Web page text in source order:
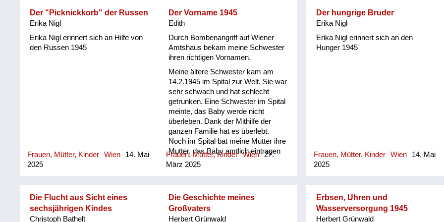
gefunden, dass mein Bruder bei uns
in der Wohnung sterben hat können,
sind. Auf einem Leiterwagerl ist er
dann auf den Friedhof geführt
worden, meine Mama und meine
Tante haben selber das Grab
ausgehoben. (..) Aber einer der
Russen war sehr lieb zu mir, der hat
ein bisschen Deutsch gesprochen.
Ich hab einen angeborenen Grauen
Star, bin also fast blind und hatte
dicke Augengläser. Und der Russe
hat den Leuten gesagt, sie sollen mir
nicht meine Augengläser...
Der "Picknickkorb" der Russen
Erika Nigl
Erika Nigl erinnert sich an Hilfe von
den Russen 1945
Frauen, Mütter, Kinder Wien
14. Mai
2025
Der Vorname 1945
Edith
Durch Bombenangriff auf Wiener
Amtshaus bekam meine Schwester
ihren richtigen Vornamen.
Meine ältere Schwester kam am
14.2.1945 im Spital zur Welt. Sie war
sehr schwach und hat schlecht
getrunken. Eine Schwester im Spital
meinte, das Baby werde nicht
überleben. Dank der Mithilfe der
ganzen Familie hat es überlebt.
Noch im Spital bat meine Mutter ihre
Mutter, das Baby amtlich eintragen
zu lassen. Als meine Großmutter
„Renate“ stand auf dem
Geburtsschein „Rosina“. Keine
Ahnung warum meine Großmutter
Frauen, Mütter, Kinder Wien 27.
März 2025
Der hungrige Bruder
Erika Nigl
Erika Nigl erinnert sich an den
Hunger 1945
Frauen, Mütter, Kinder Wien
14. Mai
2025
Die Flucht aus Sicht eines
sechsjährigen Kindes
Christoph Bathelt
Die Geschichte meines
Großvaters
Herbert Grünwald
Erbsen, Uhren und
Wasserversorgung 1945
Herbert Grünwald